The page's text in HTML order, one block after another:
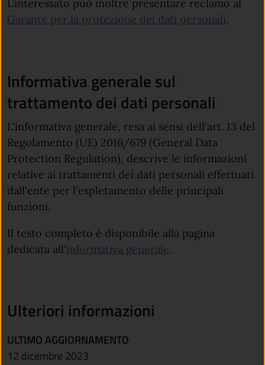
L’interessato può inoltre presentare reclamo al
Garante per la protezione dei dati personali(apre
.
Informativa generale sul
trattamento dei dati personali
L'informativa generale, resa ai sensi dell'art. 13 del
Regolamento (UE) 2016/679 (General Data
Protection Regulation), descrive le informazioni
relative ai trattamenti dei dati personali effettuati
dall'ente per l'espletamento delle principali
funzioni.
Il testo completo è disponibile alla pagina
dedicata all'informativa generale(apre in un'altra
.
Ulteriori informazioni
ULTIMO AGGIORNAMENTO
12 dicembre 2023